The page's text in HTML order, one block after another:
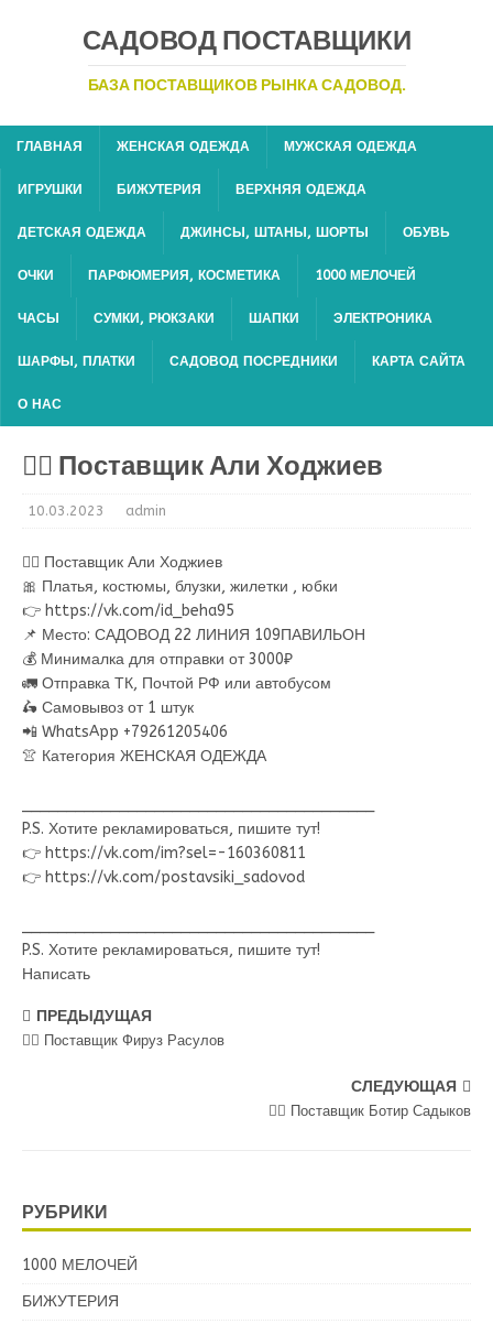
САДОВОД ПОСТАВЩИКИ
БАЗА ПОСТАВЩИКОВ РЫНКА САДОВОД.
ГЛАВНАЯ ЖЕНСКАЯ ОДЕЖДА МУЖСКАЯ ОДЕЖДА
ИГРУШКИ БИЖУТЕРИЯ ВЕРХНЯЯ ОДЕЖДА
ДЕТСКАЯ ОДЕЖДА ДЖИНСЫ, ШТАНЫ, ШОРТЫ ОБУВЬ
ОЧКИ ПАРФЮМЕРИЯ, КОСМЕТИКА 1000 МЕЛОЧЕЙ
ЧАСЫ СУМКИ, РЮКЗАКИ ШАПКИ ЭЛЕКТРОНИКА
ШАРФЫ, ПЛАТКИ САДОВОД ПОСРЕДНИКИ КАРТА САЙТА
О НАС
💁‍♂ Поставщик Али Ходжиев
10.03.2023 admin
💁‍♂ Поставщик Али Ходжиев
🎀 Платья, костюмы, блузки, жилетки , юбки
👉 https://vk.com/id_beha95
📌 Место: САДОВОД 22 ЛИНИЯ 109ПАВИЛЬОН
💰 Минималка для отправки от 3000₽
🚛 Отправка ТК, Почтой РФ или автобусом
🛵 Самовывоз от 1 штук
📲 WhatsApp +79261205406
👚 Категория ЖЕНСКАЯ ОДЕЖДА
P.S. Хотите рекламироваться, пишите тут!
👉 https://vk.com/im?sel=-160360811
👉 https://vk.com/postavsiki_sadovod
P.S. Хотите рекламироваться, пишите тут!
Написать
ПРЕДЫДУЩАЯ
💁‍♀ Поставщик Фируз Расулов
СЛЕДУЮЩАЯ
💁‍♂ Поставщик Ботир Садыков
РУБРИКИ
1000 МЕЛОЧЕЙ
БИЖУТЕРИЯ